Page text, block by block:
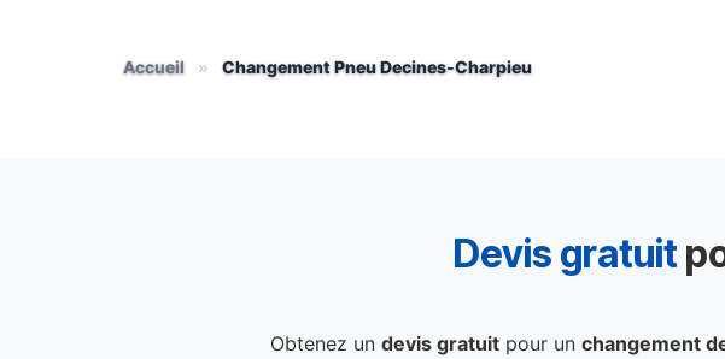
Accueil » Changement Pneu Decines-Charpieu
Devis gratuit
Obtenez un devis gratuitpour un changement